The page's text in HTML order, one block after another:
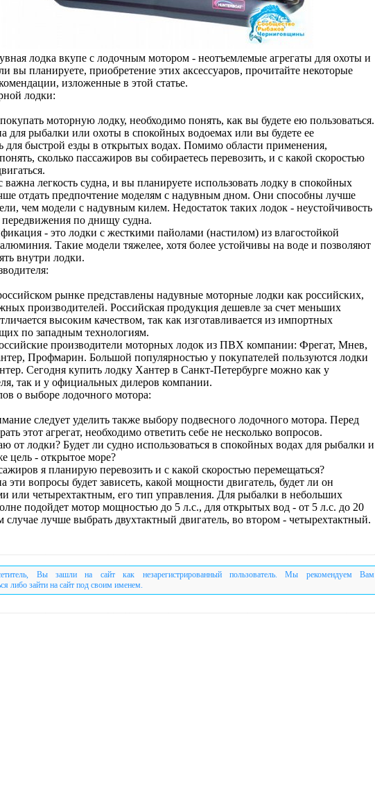
лодка вкупе с лодочным мотором - неотъемлемые агрегаты для охоты и
вы планируете, приобретение этих аксессуаров, прочитайте некоторые
изложенные в этой статье.
лодки:
моторную лодку, необходимо понять, как вы будете ею пользоваться.
для рыбалки или охоты в спокойных водоемах или вы будете ее
для быстрой езды в открытых водах. Помимо области применения,
сколько пассажиров вы собираетесь перевозить, и с какой скоростью
важна легкость судна, и вы планируете использовать лодку в спокойных
отдать предпочтение моделям с надувным дном. Они способны лучше
чем модели с надувным килем. Недостаток таких лодок - неустойчивость
по днищу судна.
- это лодки с жесткими пайолами (настилом) из влагостойкой
Такие модели тяжелее, хотя более устойчивы на воде и позволяют
внутри лодки.
рынке представлены надувные моторные лодки как российских,
производителей. Российская продукция дешевле за счет меньших
высоким качеством, так как изготавливается из импортных
по западным технологиям.
производители моторных лодок из ПВХ компании: Фрегат, Мнев,
Профмарин. Большой популярностью у покупателей пользуются лодки
Сегодня купить лодку Хантер в Санкт-Петербурге можно как у
так и у официальных дилеров компании.
о выборе лодочного мотора:
следует уделить также выбору подвесного лодочного мотора. Перед
этот агрегат, необходимо ответить себе не несколько вопросов.
от лодки? Будет ли судно использоваться в спокойных водах для рыбалки и
цель - открытое море?
я планирую перевозить и с какой скоростью перемещаться?
эти вопросы будет зависеть, какой мощности двигатель, будет ли он
или четырехтактным, его тип управления. Для рыбалки в небольших
подойдет мотор мощностью до 5 л.с., для открытых вод - от 5 л.с. до 20
случае лучше выбрать двухтактный двигатель, во втором - четырехтактный.
Вы зашли на сайт как незарегистрированный пользователь. Мы рекомендуем Вам
либо зайти на сайт под своим именем.